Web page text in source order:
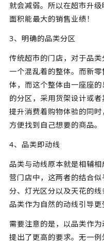
就会减弱。所以在超市升
面积能最大的销售业绩！
3、明确的品类分区
传统超市的门店，对于品
一个混乱着的整体。而新
体，而这个整体由一座座
的分区，采用货架设计或
提升消费着购物体验的同
方便找到自己想要的商品。
4、品类即动线
品类与动线原本就是相辅
营门店中，这两者的结合
分、灯光区分以及天花的
品类作为自然的动线引导更
需要注意的是，以品类作
提出了更高的要求。无一